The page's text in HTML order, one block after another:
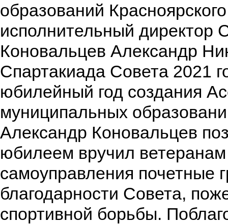
образований
исполнительный директор
Коновальцев Александр
Спартакиада Совета 2021
юбилейный год создания
муниципальных
Александр Коновальцев
юбилеем вручил ветеранам
самоуправления почетные
благодарности Совета,
спортивной борьбы.